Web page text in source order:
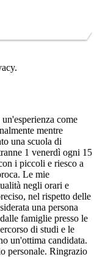
come
mentre
una scuola di
1 venerdì ogni 15
i piccoli e riesco a
Le mie
negli orari e
nel rispetto delle
una persona
famiglie presso le
di studi e le
un'ottima candidata.
personale. Ringrazio